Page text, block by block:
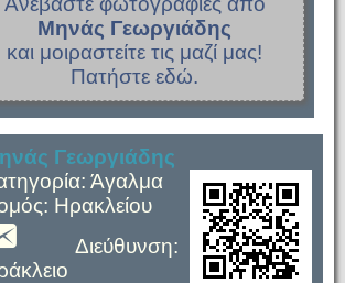
Μηνάς Γεωργιάδης
και μοιραστείτε τις μαζί μας!
Πατήστε εδώ.
Γεωργιάδης
Άγαλμα
Ηρακλείου
Διεύθυνση: